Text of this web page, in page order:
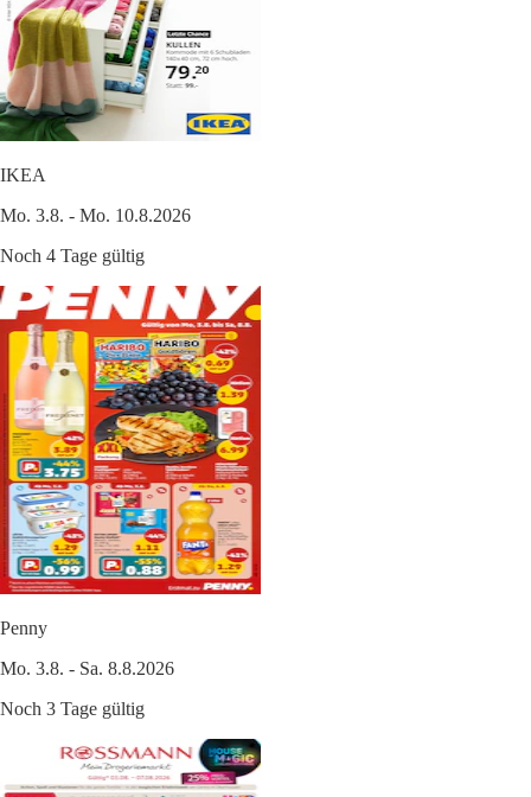
IKEA
Mo. 3.8. - Mo. 10.8.2026
Noch 4 Tage gültig
Penny
Mo. 3.8. - Sa. 8.8.2026
Noch 3 Tage gültig